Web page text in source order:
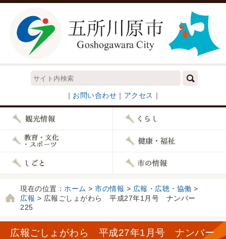
｜ お問い合わせ ｜ アクセス ｜
現在の位置： ホーム > 市の情報 > 広報・広聴・協働 >
広報 > 広報ごしょがわら 平成27年1月号 ナンバー
225
広報ごしょがわら 平成27年1月号 ナンバー